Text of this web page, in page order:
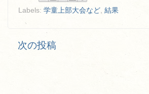
Labels: 学童上部大会など 結果
次の投稿